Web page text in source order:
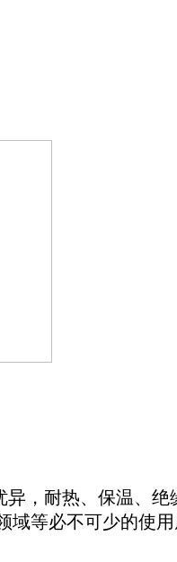
，耐热、保温、
等必不可少的使